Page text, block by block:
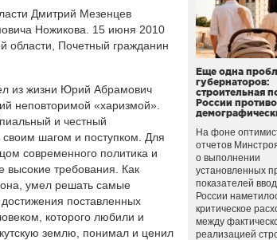
Дмитрий Мезенцев
Ножикова. 15 июня 2010
области, Почетный гражданин
из жизни Юрий Абрамович
неповторимой «харизмой».
и честный
шагом и поступком. Для
современного политика и
высокие требования. Как
умел решать самые
поставленных
которого любили и
землю, понимал и ценил
Еще одна
губернаторов:
строительная
России
На фоне
отчетов
о выполнении
установленных
показателей
России
критическое
между
реализацией